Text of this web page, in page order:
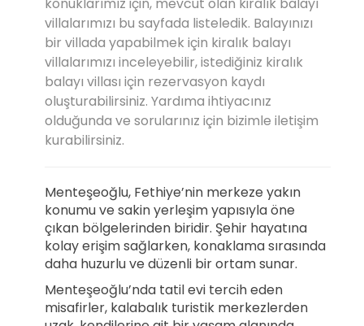
villalarımızı bu sayfada listeledik. Balayınızı
bir villada yapabilmek için kiralık balayı
villalarımızı inceleyebilir, istediğiniz kiralık
balayı villası için rezervasyon kaydı
oluşturabilirsiniz. Yardıma ihtiyacınız
olduğunda ve sorularınız için bizimle iletişim
kurabilirsiniz.
Menteşeoğlu, Fethiye’nin merkeze yakın
konumu ve sakin yerleşim yapısıyla öne
çıkan bölgelerinden biridir. Şehir hayatına
kolay erişim sağlarken, konaklama sırasında
daha huzurlu ve düzenli bir ortam sunar.
Menteşeoğlu’nda tatil evi tercih eden
misafirler, kalabalık turistik merkezlerden